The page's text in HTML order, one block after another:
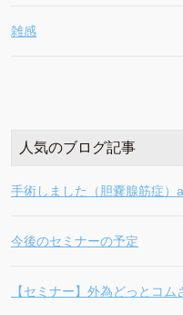
雑感
人気のブログ記事
手術しました（胆嚢腺筋症）
今後のセミナーの予定
【セミナー】外為どっとコム